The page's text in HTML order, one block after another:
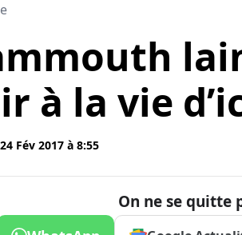
à la vie
Fév 2017 à 8:55
On ne se quitte